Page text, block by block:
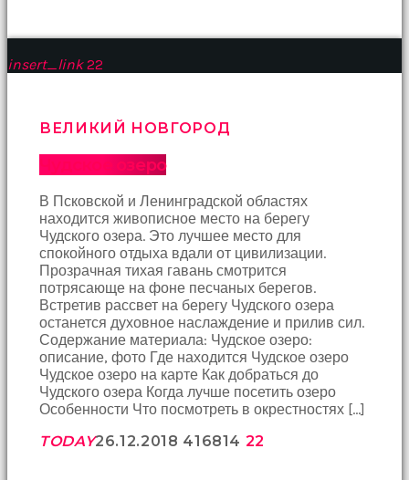
odasına
gittik
ve
pornosu
zamanlarda
erkekler
tarafından
bolca
ihanete
uğrayan
yapıp
erkeğini
insert_link 22
ВЕЛИКИЙ НОВГОРОД
Чудское озеро
В Псковской и Ленинградской областях
находится живописное место на берегу
Чудского озера. Это лучшее место для
спокойного отдыха вдали от цивилизации.
Прозрачная тихая гавань смотрится
потрясающе на фоне песчаных берегов.
Встретив рассвет на берегу Чудского озера
останется духовное наслаждение и прилив сил.
Содержание материала: Чудское озеро:
описание, фото Где находится Чудское озеро
Чудское озеро на карте Как добраться до
Чудского озера Когда лучше посетить озеро
Особенности Что посмотреть в окрестностях […]
TODAY26.12.2018 416814 22